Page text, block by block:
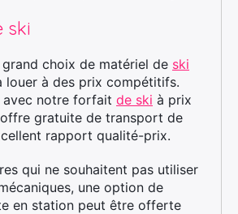
ski
choix de matériel de ski
louer à des prix compétitifs.
avec notre forfait de ski à prix
gratuite de transport de
rapport qualité-prix.
qui ne souhaitent pas utiliser
une option de
en station peut être offerte